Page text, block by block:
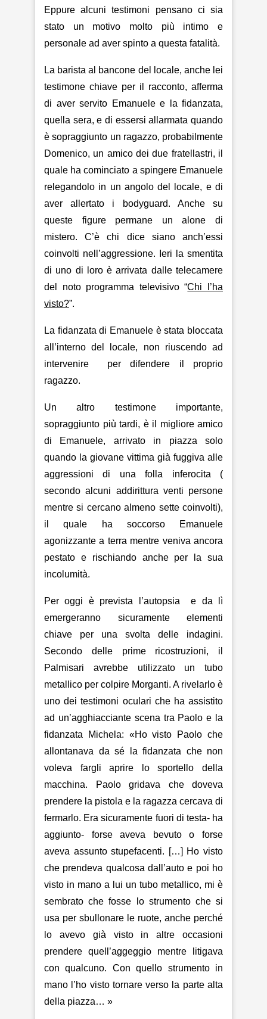
Eppure alcuni testimoni pensano ci sia
stato un motivo molto più intimo e
personale ad aver spinto a questa fatalità.
La barista al bancone del locale, anche lei
testimone chiave per il racconto, afferma
di aver servito Emanuele e la fidanzata,
quella sera, e di essersi allarmata quando
è sopraggiunto un ragazzo, probabilmente
Domenico, un amico dei due fratellastri, il
quale ha cominciato a spingere Emanuele
relegandolo in un angolo del locale, e di
aver allertato i bodyguard. Anche su
queste figure permane un alone di
mistero. C’è chi dice siano anch’essi
coinvolti nell’aggressione. Ieri la smentita
di uno di loro è arrivata dalle telecamere
del noto programma televisivo “Chi l’ha
visto?”.
La fidanzata di Emanuele è stata bloccata
all’interno del locale, non riuscendo ad
intervenire
per difendere il proprio
ragazzo.
Un altro testimone importante,
sopraggiunto più tardi, è il migliore amico
di Emanuele, arrivato in piazza solo
quando la giovane vittima già fuggiva alle
aggressioni di una folla inferocita (
secondo alcuni addirittura venti persone
mentre si cercano almeno sette coinvolti),
il quale ha soccorso Emanuele
agonizzante a terra mentre veniva ancora
pestato e rischiando anche per la sua
incolumità.
Per oggi è prevista l’autopsia
e da lì
emergeranno sicuramente elementi
chiave per una svolta delle indagini.
Secondo delle prime ricostruzioni, il
Palmisari avrebbe utilizzato un tubo
metallico per colpire Morganti. A rivelarlo è
uno dei testimoni oculari che ha assistito
ad un’agghiacciante scena tra Paolo e la
fidanzata Michela: «Ho visto Paolo che
allontanava da sé la fidanzata che non
voleva fargli aprire lo sportello della
macchina. Paolo gridava che doveva
prendere la pistola e la ragazza cercava di
fermarlo. Era sicuramente fuori di testa- ha
aggiunto- forse aveva bevuto o forse
aveva assunto stupefacenti. […] Ho visto
che prendeva qualcosa dall’auto e poi ho
visto in mano a lui un tubo metallico, mi è
sembrato che fosse lo strumento che si
usa per sbullonare le ruote, anche perché
lo avevo già visto in altre occasioni
prendere quell’aggeggio mentre litigava
con qualcuno. Con quello strumento in
mano l’ho visto tornare verso la parte alta
della piazza… »